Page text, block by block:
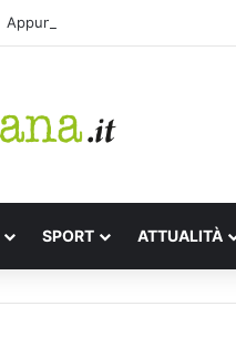
Appuntamenti letterari Festa de
SPORT ATTUALITÀ